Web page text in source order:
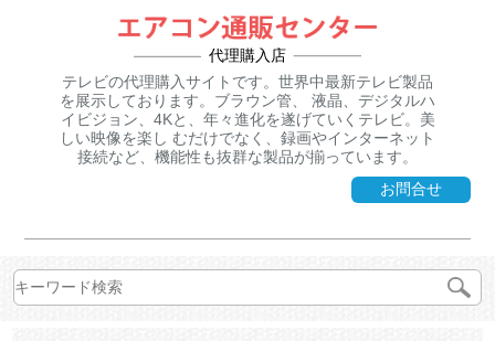
代理購入店
テレビの代理購入サイトです。世界中最新テレビ製品
を展示しております。ブラウン管、 液晶、デジタルハ
イビジョン、4Kと、年々進化を遂げていくテレビ。美
しい映像を楽し むだけでなく、録画やインターネット
接続など、機能性も抜群な製品が揃っています。
お問合せ